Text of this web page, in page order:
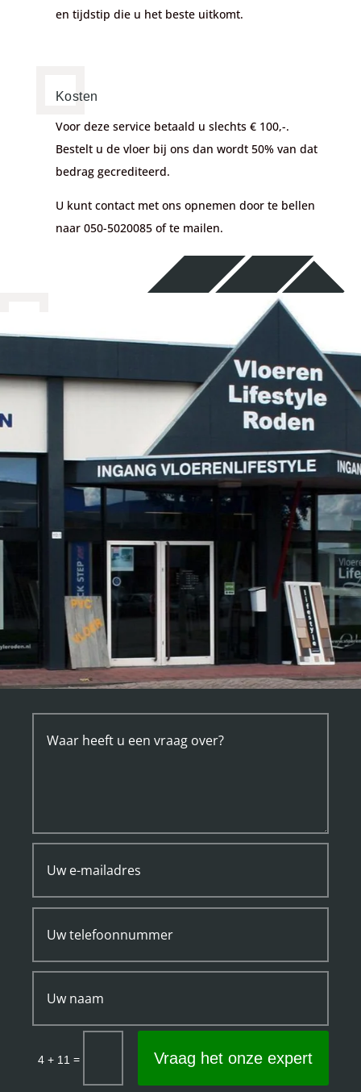
en tijdstip die u het beste uitkomt.
Kosten
Voor deze service betaald u slechts € 100,-.
Bestelt u de vloer bij ons dan wordt 50% van dat
bedrag gecrediteerd.
U kunt contact met ons opnemen door te bellen
naar 050-5020085 of te mailen.
4 + 11 = Vraag het onze expert